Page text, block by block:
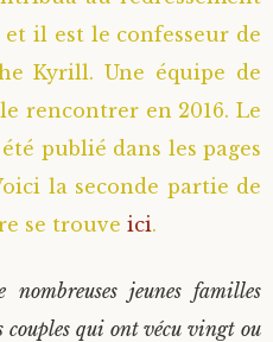
(Abachidzé)
(Pospelov)
il est le confesseur de
Kyrill. Une équipe de
rencontrer en 2016. Le
publié dans les pages
la seconde partie de
se trouve ici.
nombreuses jeunes familles
couples qui ont vécu vingt ou